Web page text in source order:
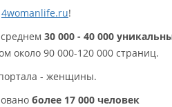
4womanlife.ru!
30 000 - 40 000
около 90 000-120 000 страниц.
- женщины.
более 17 000 человек